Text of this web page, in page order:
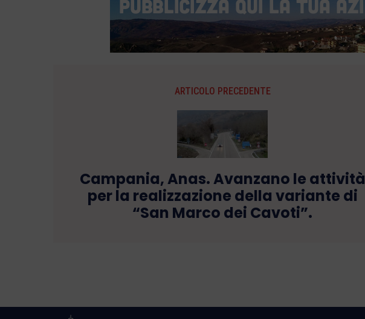
ARTICOLO PRECEDENTE
Campania, Anas. Avanzano le attività
per la realizzazione della variante di
“San Marco dei Cavoti”.